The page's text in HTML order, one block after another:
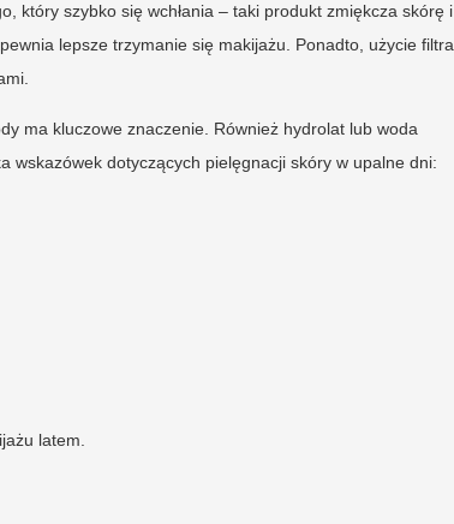
który szybko się wchłania – taki produkt zmiękcza skórę i
lepsze trzymanie się makijażu. Ponadto, użycie filtra
ma kluczowe znaczenie. Również hydrolat lub woda
wskazówek dotyczących pielęgnacji skóry w upalne dni:
latem.